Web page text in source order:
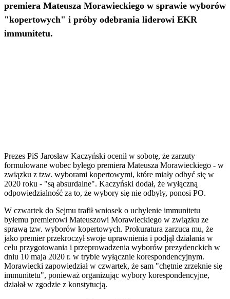
premiera Mateusza Morawieckiego w sprawie wyborów
"kopertowych" i próby odebrania liderowi EKR
immunitetu.
Prezes PiS Jarosław Kaczyński ocenił w sobotę, że zarzuty
formułowane wobec byłego premiera Mateusza Morawieckiego - w
związku z tzw. wyborami kopertowymi, które miały odbyć się w
2020 roku - "są absurdalne". Kaczyński dodał, że wyłączną
odpowiedzialność za to, że wybory się nie odbyły, ponosi PO.
W czwartek do Sejmu trafił wniosek o uchylenie immunitetu
byłemu premierowi Mateuszowi Morawieckiego w związku ze
sprawą tzw. wyborów kopertowych. Prokuratura zarzuca mu, że
jako premier przekroczył swoje uprawnienia i podjął działania w
celu przygotowania i przeprowadzenia wyborów prezydenckich w
dniu 10 maja 2020 r. w trybie wyłącznie korespondencyjnym.
Morawiecki zapowiedział w czwartek, że sam "chętnie zrzeknie się
immunitetu", ponieważ organizując wybory korespondencyjne,
działał w zgodzie z konstytucją.